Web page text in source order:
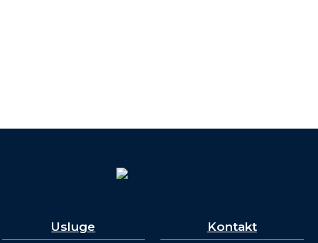
Usluge
Kontakt